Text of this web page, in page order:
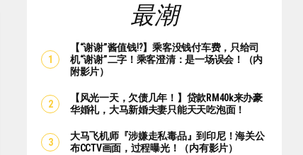
最潮
【“谢谢”酱值钱⁉️】乘客没钱付车费，只给司
机“谢谢”二字！乘客澄清：是一场误会！（内
附影片）
【风光一天，欠债几年！】贷款RM40k来办豪
华婚礼，大马新婚夫妻只能天天吃泡面！
大马飞机师『涉嫌走私毒品』到印尼！海关公
布CCTV画面，过程曝光！（内有影片）